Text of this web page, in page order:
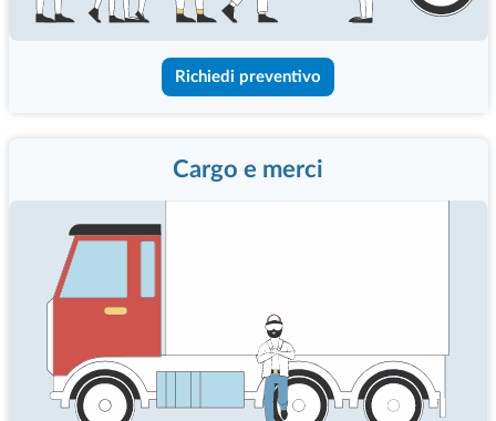
Richiedi preventivo
Cargo e merci